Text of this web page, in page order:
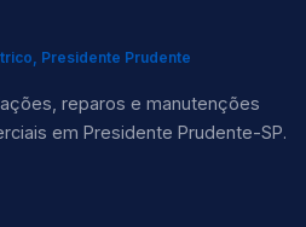
Presidente Prudente
reparos e manutenções
em Presidente Prudente-SP.